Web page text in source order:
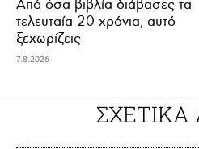
Από όσα βιβλία διάβασες τα
τελευταία 20 χρόνια, αυτό
ξεχωρίζεις
7.8.2026
ΣΧΕΤΙΚΑ